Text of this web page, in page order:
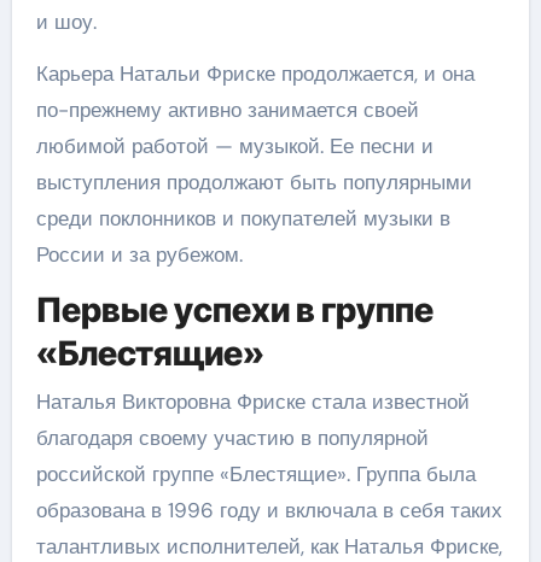
и шоу.
Карьера Натальи Фриске продолжается, и она
по-прежнему активно занимается своей
любимой работой — музыкой. Ее песни и
выступления продолжают быть популярными
среди поклонников и покупателей музыки в
России и за рубежом.
Первые успехи в группе
«Блестящие»
Наталья Викторовна Фриске стала известной
благодаря своему участию в популярной
российской группе «Блестящие». Группа была
образована в 1996 году и включала в себя таких
талантливых исполнителей, как Наталья Фриске,